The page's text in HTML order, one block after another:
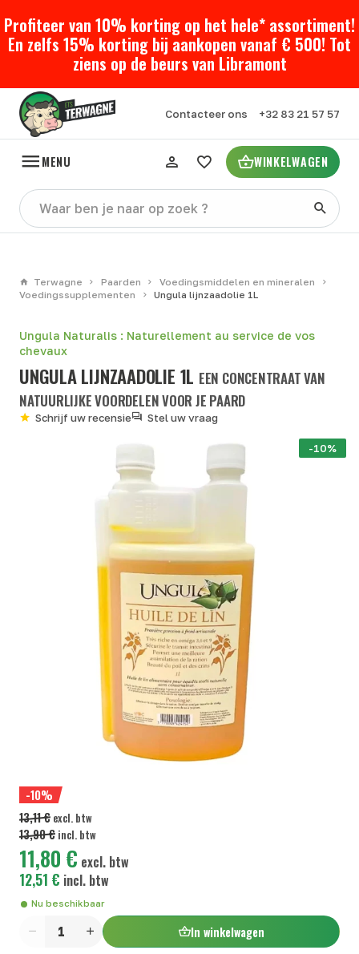
Profiteer van 10% korting op het hele* assortiment!
En zelfs 15% korting bij aankopen vanaf € 500! Tot
ziens op de beurs van Libramont
Contacteer ons +32 83 21 57 57
MENU WINKELWAGEN
Terwagne Paarden
Voedingsmiddelen en mineralen
Voedingssupplementen
Ungula lijnzaadolie 1L
Ungula Naturalis : Naturellement au service de vos
chevaux
UNGULA LIJNZAADOLIE 1L EEN CONCENTRAAT VAN
NATUURLIJKE VOORDELEN VOOR JE PAARD
Schrijf uw recensie Stel uw vraag
-10%
-10%
13,11 € excl. btw
13,90 € incl. btw
11,80 € excl. btw
12,51 € incl. btw
Nu beschikbaar
Aantal In winkelwagen